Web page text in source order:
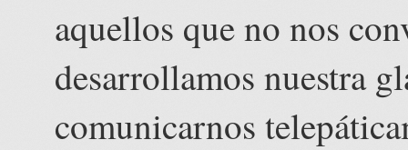
aquellos que no nos
desarrollamos nuestra
comunicarnos